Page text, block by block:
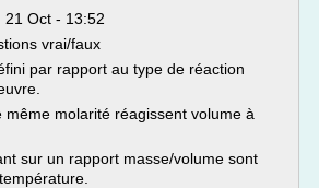
21 Oct - 13:52
vrai/faux
par rapport au type de réaction
même molarité réagissent volume à
sur un rapport masse/volume sont